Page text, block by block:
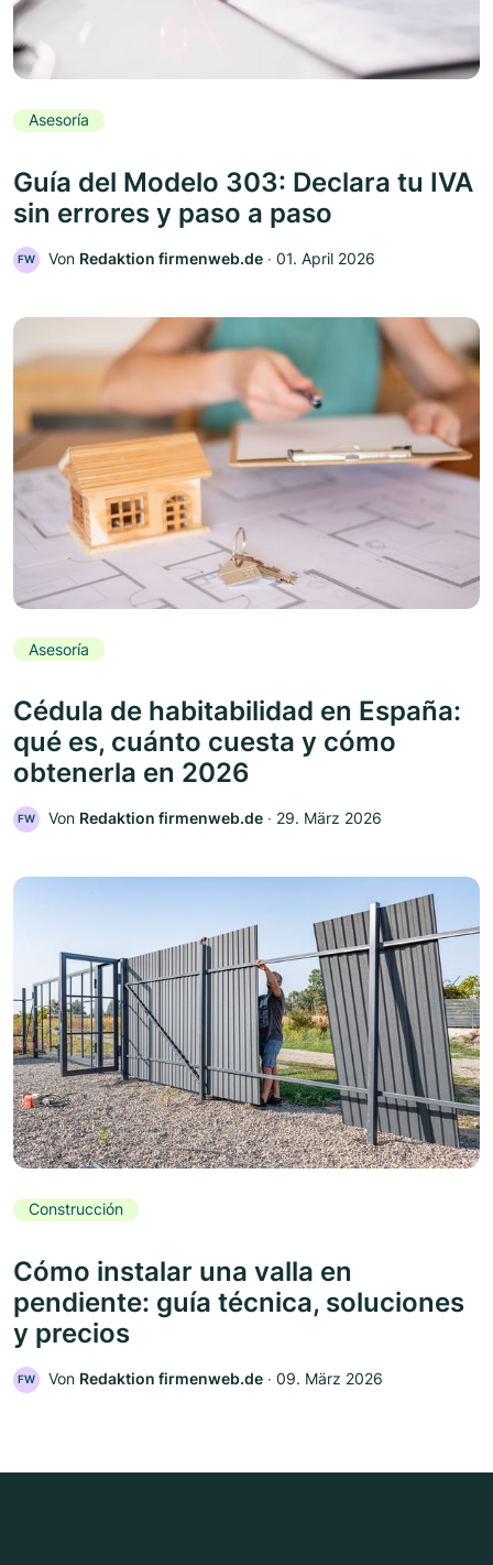
Asesoría
Guía del Modelo 303: Declara tu IVA
sin errores y paso a paso
FW Von Redaktion firmenweb.de ‧ 01. April 2026
Asesoría
Cédula de habitabilidad en España:
qué es, cuánto cuesta y cómo
obtenerla en 2026
FW Von Redaktion firmenweb.de ‧ 29. März 2026
Construcción
Cómo instalar una valla en
pendiente: guía técnica, soluciones
y precios
FW Von Redaktion firmenweb.de ‧ 09. März 2026